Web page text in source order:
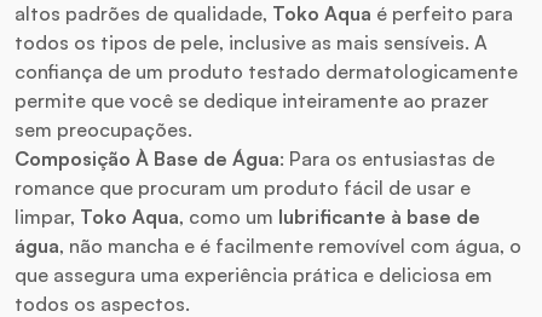
altos padrões de qualidade, Toko Aqua é perfeito para
todos os tipos de pele, inclusive as mais sensíveis. A
confiança de um produto testado dermatologicamente
permite que você se dedique inteiramente ao prazer
sem preocupações.
Composição À Base de Água: Para os entusiastas de
romance que procuram um produto fácil de usar e
limpar, Toko Aqua, como um lubrificante à base de
água, não mancha e é facilmente removível com água, o
que assegura uma experiência prática e deliciosa em
todos os aspectos.